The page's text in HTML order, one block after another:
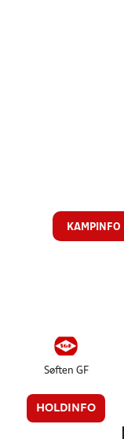
KAMPINFO
Søften GF
HOLDINFO